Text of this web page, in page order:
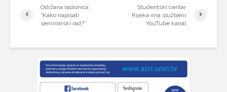
Održana radionica
“Kako napisati
seminarski rad?”
Studentski centar
Rijeka ima službeni
YouTube kanal